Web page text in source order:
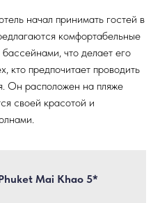
начал принимать гостей в
комфортабельные
что делает его
кто предпочитает проводить
Он расположен на пляже
своей красотой и
Mai Khao 5*